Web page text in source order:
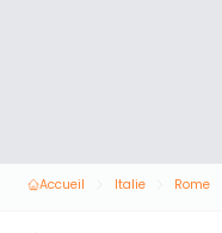
Accueil Italie Rome